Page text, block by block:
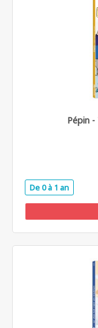
Pépin
De 0 à 1 an